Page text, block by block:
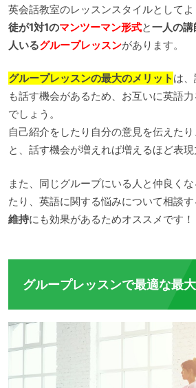
英会話教室のレッスンスタイルとしてよ
徒が1対1のマンツーマン形式と一人の
人いるグループレッスンがあります。
グループレッスンの最大のメリット は
も話す機会があるため、お互いに英語
でしょう。
自己紹介をしたり自分の意見を伝えた
と、話す機会が増えれば増えるほど表現
また、同じグループにいる人と仲良く
たり、英語に関する悩みについて相談
維持にも効果があるためオススメです！
グループレッスンで最適な最